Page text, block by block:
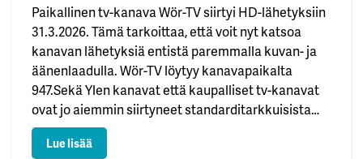
Paikallinen tv-kanava Wör-TV siirtyi HD-lähetyksiin
31.3.2026. Tämä tarkoittaa, että voit nyt katsoa
kanavan lähetyksiä entistä paremmalla kuvan- ja
äänenlaadulla. Wör-TV löytyy kanavapaikalta
947.Sekä Ylen kanavat että kaupalliset tv-kanavat
ovat jo aiemmin siirtyneet standarditarkkuisista
(SD) lähetyksistä teräväpiirtolähetyksiin (HD). Mitä
tarvitsen HD-kanavien katseluun? Tarvitset Full HD
Lue lisää: Wör-TV nyt HD-laadulla